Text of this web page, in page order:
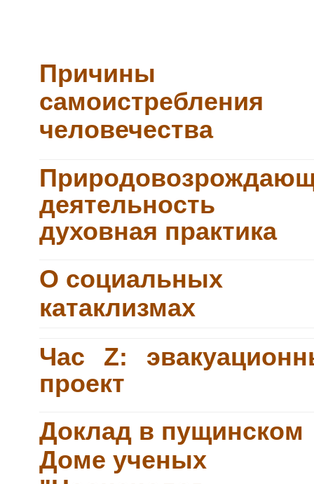
Причины
самоистребления
человечества
духовная практика
О социальных
катаклизмах
Час Z:
проект
Доклад в пущинском
Доме ученых